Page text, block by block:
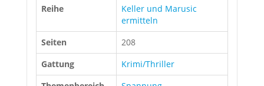
Reihe
Keller und Marusic
ermitteln
Seiten
208
Gattung
Krimi/Thriller